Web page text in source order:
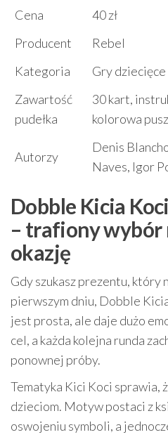
Cena
40 zł
Producent
Rebel
Kategoria
Gry dziecięce
Zawartość
pudełka
30 kart,
kolorowa
Autorzy
Denis
Naves, Igor
Dobble Kicia
– trafiony wybór
okazję
Gdy szukasz prezentu, który
pierwszym dniu, Dobble
jest prosta, ale daje dużo
cel, a każda kolejna runda
ponownej próby.
Tematyka Kici Koci sprawia,
dzieciom. Motyw postaci z
oswojeniu symboli, a